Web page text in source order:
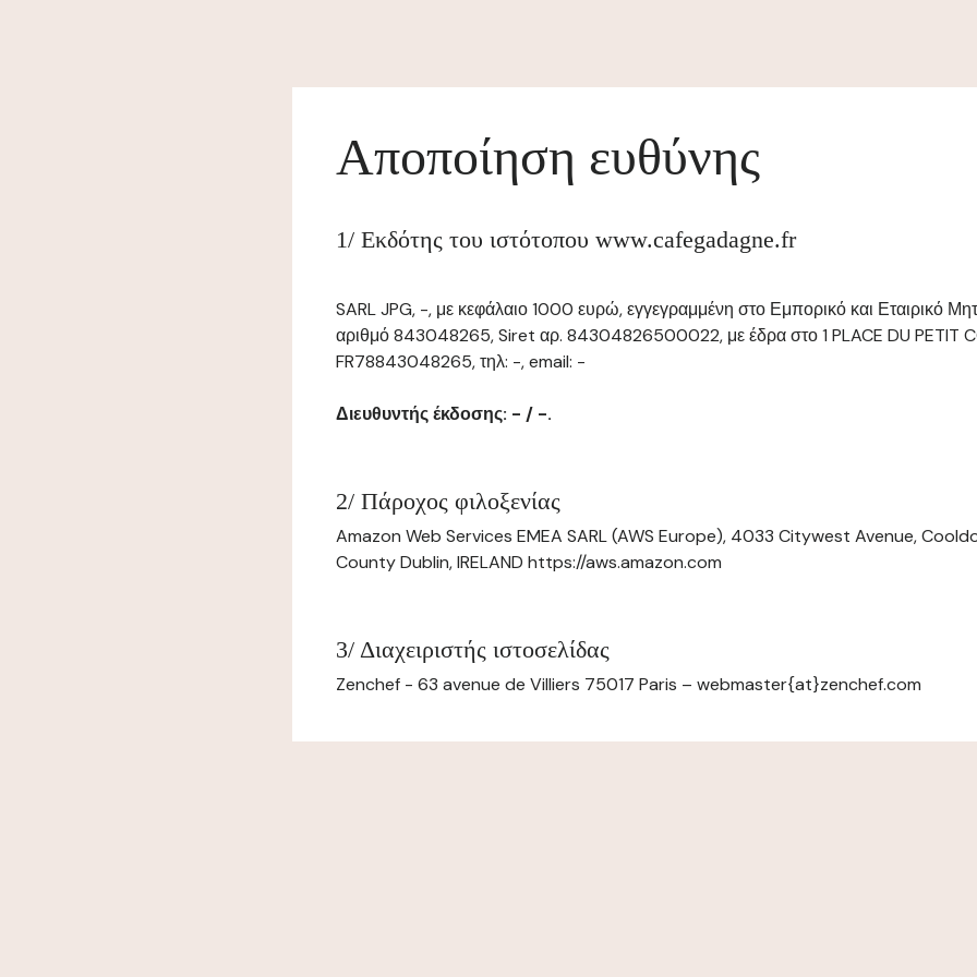
Αποποίηση ευθύνης
1/ Εκδότης του ιστότοπου www.cafegadagne.fr
SARL JPG, -, με κεφάλαιο 1000 ευρώ, εγγεγραμμένη στο Εμπορικό και Εταιρικό
αριθμό 843048265, Siret αρ. 84304826500022, με έδρα στο 1 PLACE DU PETIT
FR78843048265, τηλ: -, email: -
Διευθυντής έκδοσης: - / -.
2/ Πάροχος φιλοξενίας
Amazon Web Services EMEA SARL (AWS Europe), 4033 Citywest Avenue,
County Dublin, IRELAND https://aws.amazon.com
3/ Διαχειριστής ιστοσελίδας
Zenchef - 63 avenue de Villiers 75017 Paris – webmaster{at}zenchef.com